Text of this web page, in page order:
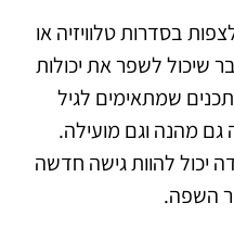
בסדרות טלוויזיה או
שיכול לשפר את יכולות
שמתאימים לגיל
מהנה וגם מועילה.
יכול להוות גישה חדשה
השפה.